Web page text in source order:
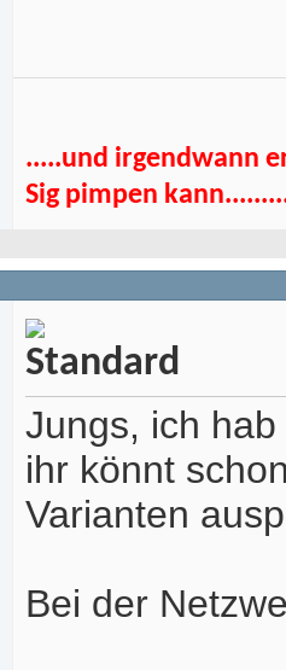
.....und irgendwann
Sig pimpen
Jungs, ich
ihr könnt
Varianten
Bei der